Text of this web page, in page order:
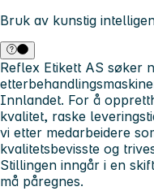
Bruk av kunstig
Reflex Etikett AS søker
Innlandet. For å
kvalitet, raske
vi etter medarbeidere
kvalitetsbevisste og
Stillingen inngår i en
må påregnes.